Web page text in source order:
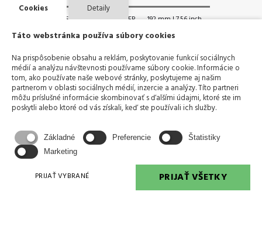
Sight Radius POLYMER 192 mm | 7.56 inch
Sight Radius GNS 190 mm | 7.48 inch
7 TRIGGER DISTANCE* 70 mm | 2.76 inch
Technical Data are rounded and do not reflect tolerances
– they may be altered without notice! Subject to technical
Cookies Detaily
Táto webstránka používa súbory cookies
Na prispôsobenie obsahu a reklám, poskytovanie funkcií sociálnych
médií a analýzu návštevnosti používame súbory cookie. Informácie o
tom, ako používate naše webové stránky, poskytujeme aj našim
partnerom v oblasti sociálnych médií, inzercie a analýzy. Títo partneri
môžu príslušné informácie skombinovať s ďalšími údajmi, ktoré ste im
poskytli alebo ktoré od vás získali, keď ste používali ich služby.
Základné Preferencie
Štatistiky
Marketing
PRIJAŤ VYBRANÉ PRIJAŤ VŠETKY